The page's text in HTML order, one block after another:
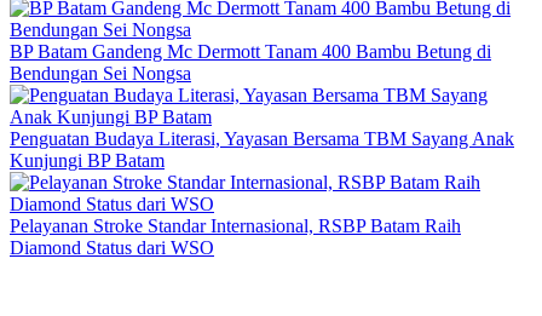
BP Batam Gandeng Mc Dermott Tanam 400 Bambu Betung di
Bendungan Sei Nongsa
Penguatan Budaya Literasi, Yayasan Bersama TBM Sayang Anak
Kunjungi BP Batam
Pelayanan Stroke Standar Internasional, RSBP Batam Raih
Diamond Status dari WSO